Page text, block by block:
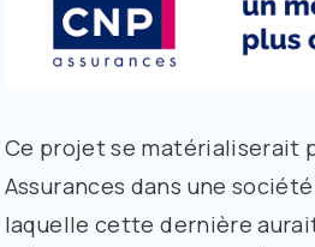
Ce projet se matérialiserait
Assurances dans une
laquelle cette dernière